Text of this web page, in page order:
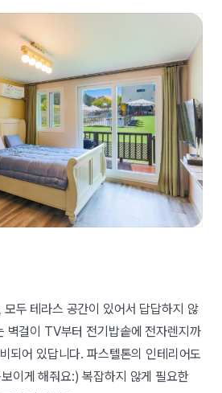
두 테라스 공간이 있어서 답답하지 않
벽걸이 TV부터 전기밥솥에 전자렌지까
되어 있답니다. 파스텔톤의 인테리어도
이게 해줘요:) 복잡하지 않게 필요한